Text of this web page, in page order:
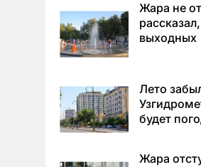
Жара не
выходных
Лето
будет
Жара